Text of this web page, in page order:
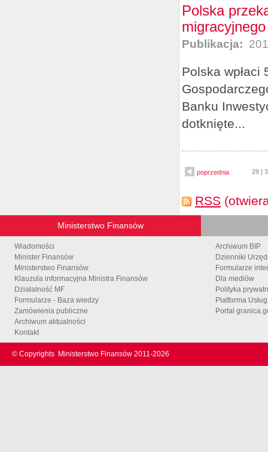
Polska
migracyjnego
Publikacja:
Polska
Banku
dotknięte...
poprzednia 29 |
RSS
Ministerstwo Finansów
Wiadomości
Minister Finansów
Ministerstwo Finansów
Klauzula informacyjna Ministra Finansów
Działalność MF
Formularze - Baza wiedzy
Zamówienia publiczne
Archiwum aktualności
Kontakt
Archiwum BIP
Dzienniki
Formularze
Dla mediów
Polityka
Platforma
Portal
© Copyrights Ministerstwo Finansów 2011-2026